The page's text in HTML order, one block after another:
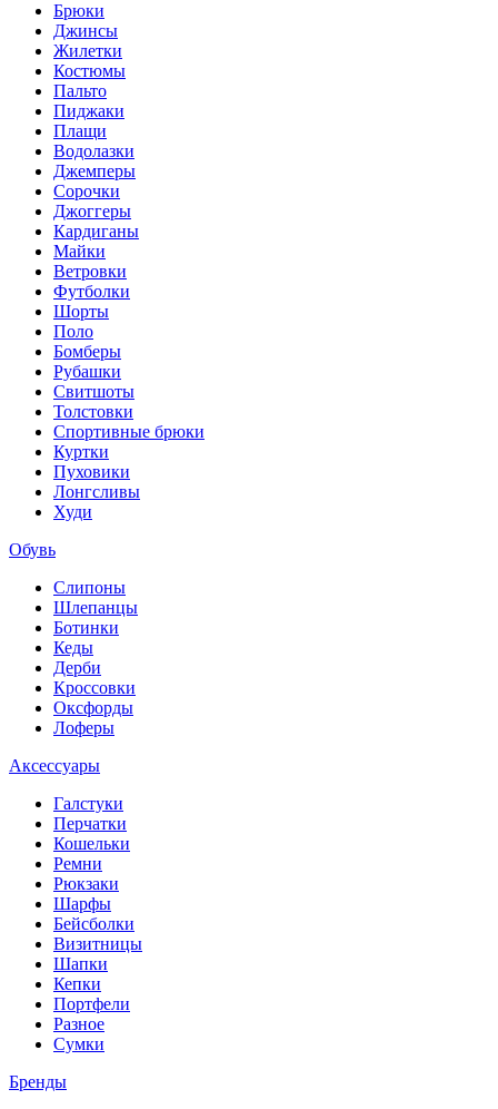
Брюки
Джинсы
Жилетки
Костюмы
Пальто
Пиджаки
Плащи
Водолазки
Джемперы
Сорочки
Джоггеры
Кардиганы
Майки
Ветровки
Футболки
Шорты
Поло
Бомберы
Рубашки
Свитшоты
Толстовки
Спортивные брюки
Куртки
Пуховики
Лонгсливы
Худи
Обувь
Слипоны
Шлепанцы
Ботинки
Кеды
Дерби
Кроссовки
Оксфорды
Лоферы
Аксессуары
Галстуки
Перчатки
Кошельки
Ремни
Рюкзаки
Шарфы
Бейсболки
Визитницы
Шапки
Кепки
Портфели
Разное
Сумки
Бренды